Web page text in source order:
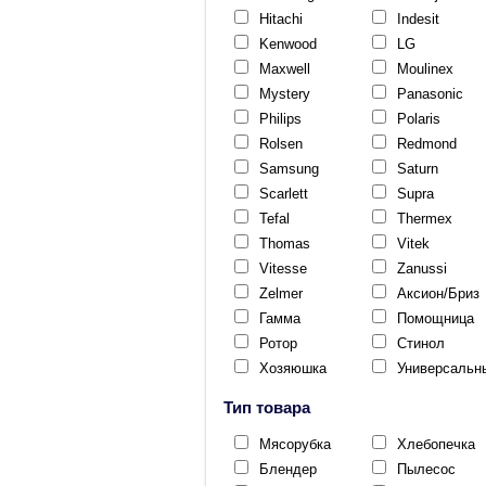
Hitachi
Indesit
Kenwood
LG
Maxwell
Moulinex
Mystery
Panasonic
Philips
Polaris
Rolsen
Redmond
Samsung
Saturn
Scarlett
Supra
Tefal
Thermex
Thomas
Vitek
Vitesse
Zanussi
Zelmer
Аксион/Бриз
Гамма
Помощница
Ротор
Стинол
Хозяюшка
Тип товара
Мясорубка
Хлебопечка
Блендер
Пылесос